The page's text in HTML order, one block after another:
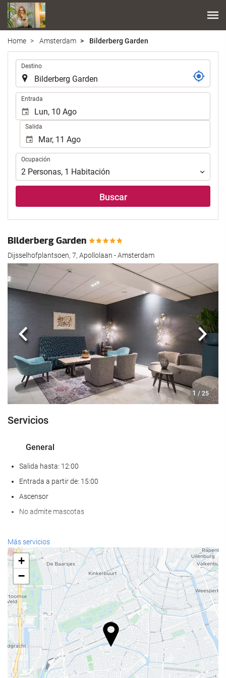
Home Amsterdam Bilderberg Garden
Destino
Entrada
Salida
Ocupación
Ocupación
2 Personas, 1 Habitación
Buscar
Bilderberg Garden
Dijsselhofplantsoen, 7, Apollolaan - Amsterdam
1 / 25
Anterior
Servicios
General
Salida hasta: 12:00
Entrada a partir de: 15:00
Ascensor
No admite mascotas
Servicios de recepción
Recepción 24 horas
Guardaequipaje
Comida y bebida
Restaurante a la carta
Bar
Bienestar
Más servicios
+
−